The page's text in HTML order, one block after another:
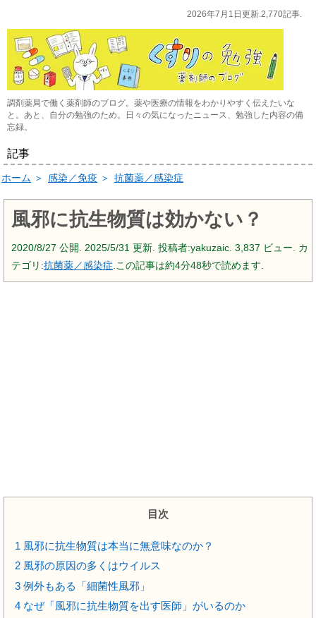
2026年7月1日更新.2,770記事.
調剤薬局で働く薬剤師のブログ。薬や医療の情報をわかりやすく伝えたいな
と。あと、自分の勉強のため。日々の気になったニュース、勉強した内容の備
忘録。
記事
ホーム ＞ 感染／免疫 ＞ 抗菌薬／感染症
風邪に抗生物質は効かない？
2020/8/27 公開. 2025/5/31 更新. 投稿者:yakuzaic. 3,837 ビュー. カ
テゴリ:抗菌薬／感染症 .この記事は約4分48秒で読めます.
目次
1 風邪に抗生物質は本当に無意味なのか？
2 風邪の原因の多くはウイルス
3 例外もある「細菌性風邪」
4 なぜ「風邪に抗生物質を出す医師」がいるのか